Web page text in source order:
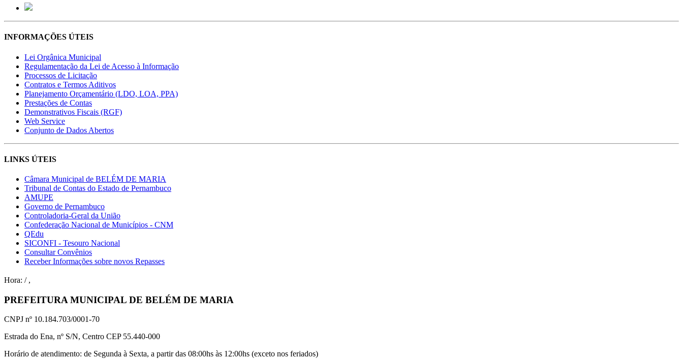
INFORMAÇÕES ÚTEIS
Lei Orgânica Municipal
Regulamentação da Lei de Acesso à Informação
Processos de Licitação
Contratos e Termos Aditivos
Planejamento Orçamentário (LDO, LOA, PPA)
Prestações de Contas
Demonstrativos Fiscais (RGF)
Web Service
Conjunto de Dados Abertos
LINKS ÚTEIS
Câmara Municipal de BELÉM DE MARIA
Tribunal de Contas do Estado de Pernambuco
AMUPE
Governo de Pernambuco
Controladoria-Geral da União
Confederação Nacional de Municípios - CNM
QEdu
SICONFI - Tesouro Nacional
Consultar Convênios
Receber Informações sobre novos Repasses
Hora: / ,
PREFEITURA MUNICIPAL DE BELÉM DE MARIA
CNPJ nº 10.184.703/0001-70
Estrada do Ena, nº S/N, Centro CEP 55.440-000
Horário de atendimento: de Segunda à Sexta, a partir das 08:00hs às 12:00hs (exceto nos feriados)